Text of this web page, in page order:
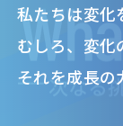
私たちは変化
むしろ、変化
それを成長の